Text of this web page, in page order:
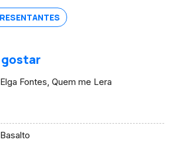
e Trabalho.
gostar
Elga Fontes, Quem me Lera
Basalto